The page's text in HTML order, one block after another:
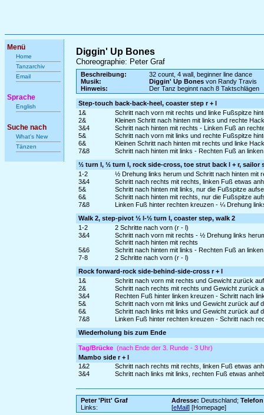
Menü
Home
Tanzarchiv
Email
Sprache
English
Suche nach
What's New
Tänzen
Diggin' Up Bones
Choreographie: Peter Graf
Beschreibung:
32 count, 4 wall, beginner line dance
Musik:
Diggin' Up Bonesvon Randy Travis
Hinweis:
Der Tanz beginnt nach 8 Taktschlägen
Step-touch back-back-heel, coaster step r + l
1&
Schritt nach vorn mit rechts und linke Fußspitze
2&
Kleinen Schritt nach hinten mit links und rechte
3&4
Schritt nach hinten mit rechts - Linken Fuß an
5&
Schritt nach vorn mit links und rechte Fußspitze
6&
Kleinen Schritt nach hinten mit rechts und linke
7&8
Schritt nach hinten mit links - Rechten Fuß an
½ turn l, ½ turn l, rock side-cross, toe strut back l + r, sailor
1-2
½ Drehung links herum und Schritt nach hinten mit
3&4
Schritt nach rechts mit rechts, linken Fuß etwas
5&
Schritt nach hinten mit links, nur die Fußspitze
6&
Schritt nach hinten mit rechts, nur die Fußspitze
7&8
Linken Fuß hinter rechten kreuzen - ¼ Drehung
Walk 2, step-pivot ½ l-½ turn l, coaster step, walk 2
1-2
2 Schritte nach vorn (r - l)
3&4
Schritt nach vorn mit rechts - ½ Drehung links
Schritt nach hinten mit rechts
5&6
Schritt nach hinten mit links - Rechten Fuß an
7-8
2 Schritte nach vorn (r - l)
Rock forward-rock side-behind-side-cross r + l
1&
Schritt nach vorn mit rechts und Gewicht zurück
2&
Schritt nach rechts mit rechts und Gewicht zurück
3&4
Rechten Fuß hinter linken kreuzen - Schritt nach
5&
Schritt nach vorn mit links und Gewicht zurück auf
6&
Schritt nach links mit links und Gewicht zurück auf
7&8
Linken Fuß hinter rechten kreuzen - Schritt nach
Wiederholung bis zum Ende
Tag/Brücke (nach Ende der 3. Runde - 3 Uhr)
Mambo side r + l
1&2
Schritt nach rechts mit rechts, linken Fuß etwas
3&4
Schritt nach links mit links, rechten Fuß etwas
Peter 'Pitt' Graf Adresse: Deutschland;
Links:
[eMail] [Homepage]